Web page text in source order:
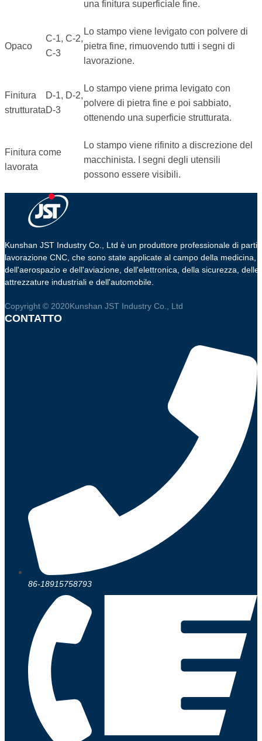
una finitura superficiale fine.
Opaco
C-1, C-2,
C-3
Lo stampo viene levigato con polvere di
pietra fine, rimuovendo tutti i segni di
lavorazione.
Finitura
strutturata
D-1, D-2,
D-3
Lo stampo viene prima levigato con
polvere di pietra fine e poi sabbiato,
ottenendo una superficie strutturata.
Finitura come
lavorata
Lo stampo viene rifinito a discrezione del
macchinista. I segni degli utensili
possono essere visibili.
Kunshan JST Industry Co., Ltd è un produttore professionale di parti
lavorazione CNC, che sono state applicate al campo della medicina,
dell'aerospazio e dell'aviazione, dell'elettronica, della sicurezza, delle
attrezzature industriali e dell'automobile.
Copyright © 2020Kunshan JST Industry Co., Ltd
CONTATTO
86-18915758793